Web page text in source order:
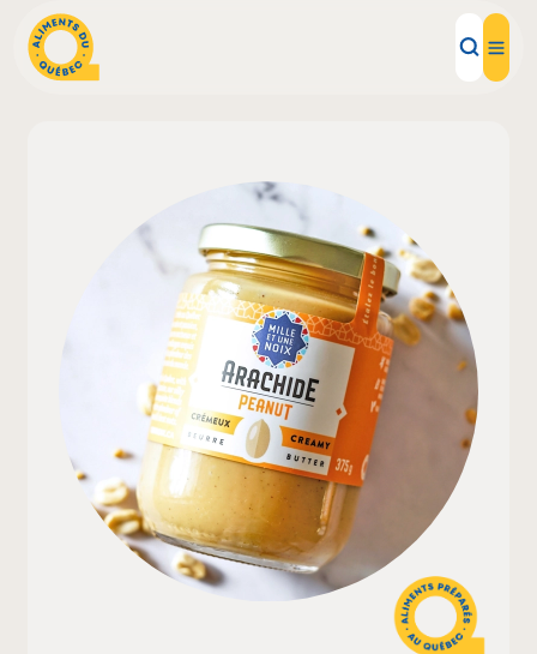
Aliments d'ici
Recettes
Inspirations d'ici
Restaurants
Institutions
À propos